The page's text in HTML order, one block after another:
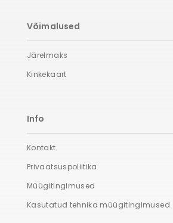
Võimalused
Järelmaks
Kinkekaart
Info
Kontakt
Privaatsuspoliitika
Müügitingimused
Kasutatud tehnika müügitingimused